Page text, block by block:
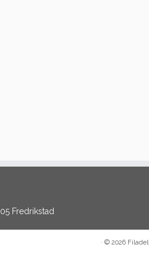
Fredrikstad
· © 2026